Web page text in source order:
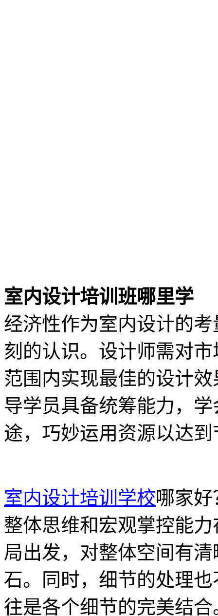
室内设计培训班哪里学
经济性作为室内设计的
刻的认识。设计师需对
范围内实现最佳的设计
导学员具备统筹能力，
途，巧妙运用资源以达
室内设计培训学校哪家
整体思维和宏观掌控能
局出发，对整体空间有
石。同时，细节的处理
往是各个细节的完美结